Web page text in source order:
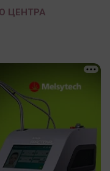
ЦЕНТРА